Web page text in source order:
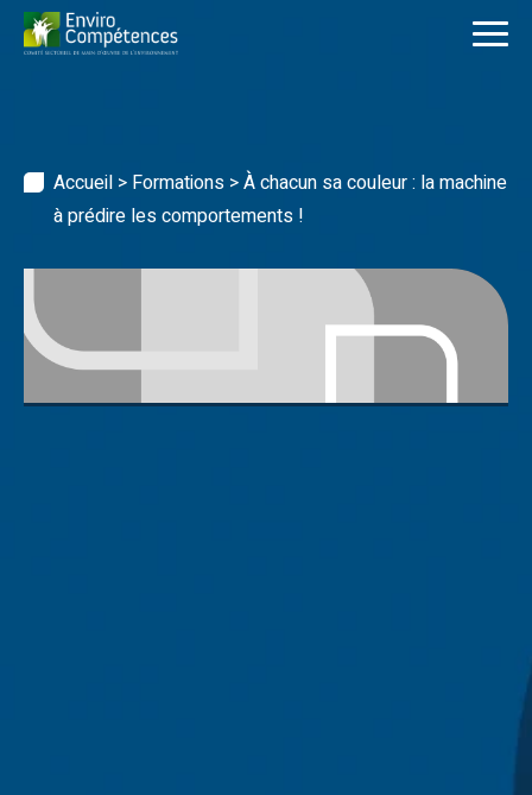
Skip
content
Accueil > Formations >À chacun sa couleur : la machine
à prédire les comportements !